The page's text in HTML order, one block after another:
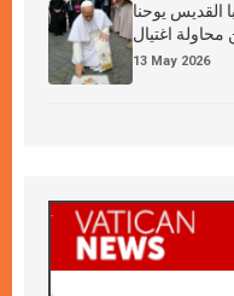
القديس يوحنا
اغتيال
13 May 2026